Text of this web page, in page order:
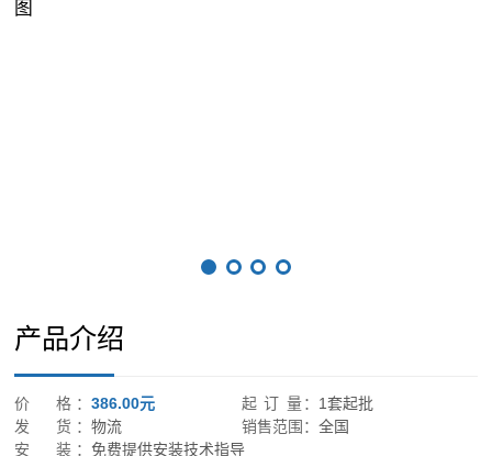
产品介绍
价 格：386.00元 起 订 量： 1套起批
发 货：物流 销售范围： 全国
安 装：免费提供安装技术指导